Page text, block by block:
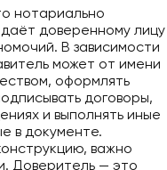
нотариально
доверенному лицу
В зависимости
может от имени
оформлять
договоры,
и выполнять иные
в документе.
важно
Доверитель — это